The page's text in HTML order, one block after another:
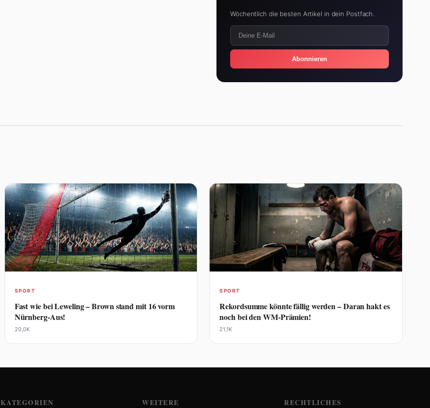
Wöchentlich die besten Artikel in dein Postfach.
Abonnieren
SPORT
Fast wie bei Leweling – Brown stand mit 16 vorm
Nürnberg-Aus!
20,0K
SPORT
Rekordsumme könnte fällig werden – Daran hakt es
noch bei den WM-Prämien!
21,1K
KATEGORIEN WEITERE RECHTLICHES